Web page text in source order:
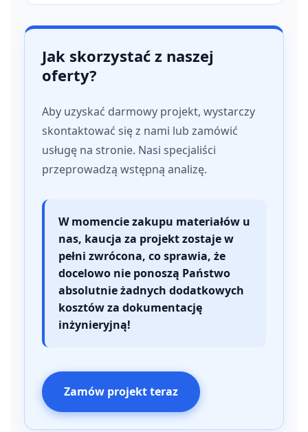
Jak skorzystać z naszej
oferty?
Aby uzyskać darmowy projekt, wystarczy
skontaktować się z nami lub zamówić
usługę na stronie. Nasi specjaliści
przeprowadzą wstępną analizę.
W momencie zakupu materiałów u
nas, kaucja za projekt zostaje w
pełni zwrócona, co sprawia, że
docelowo nie ponoszą Państwo
absolutnie żadnych dodatkowych
kosztów za dokumentację
inżynieryjną!
Zamów projekt teraz